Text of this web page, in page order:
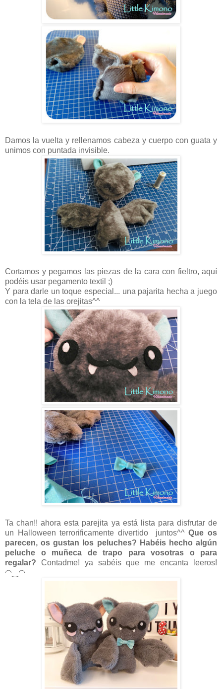
Damos la vuelta y rellenamos cabeza y cuerpo con guata y
unimos con puntada invisible.
Cortamos y pegamos las piezas de la cara con fieltro, aquí
podéis usar pegamento textil ;)
Y para darle un toque especial... una pajarita hecha a juego
con la tela de las orejitas^^
Ta chan!! ahora esta parejita ya está lista para disfrutar de
un Halloween terrorificamente divertido juntos^^Que os
parecen, os gustan los peluches? Habéis hecho algún
peluche o muñeca de trapo para vosotras o para
regalar? Contadme! ya sabéis que me encanta leeros!
◠‿◠